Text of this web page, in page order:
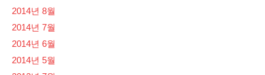
2014년 8월
2014년 7월
2014년 6월
2014년 5월